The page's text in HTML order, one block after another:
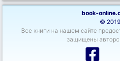
book-
© 2019
Все книги на нашем сайте
защищены